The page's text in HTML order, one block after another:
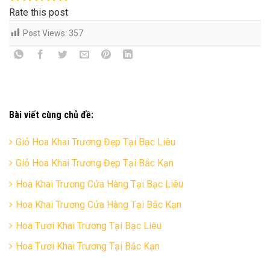
Rate this post
Post Views: 357
Bài viết cùng chủ đề:
Giỏ Hoa Khai Trương Đẹp Tại Bạc Liêu
Giỏ Hoa Khai Trương Đẹp Tại Bắc Kạn
Hoa Khai Trương Cửa Hàng Tại Bạc Liêu
Hoa Khai Trương Cửa Hàng Tại Bắc Kạn
Hoa Tươi Khai Trương Tại Bạc Liêu
Hoa Tươi Khai Trương Tại Bắc Kạn